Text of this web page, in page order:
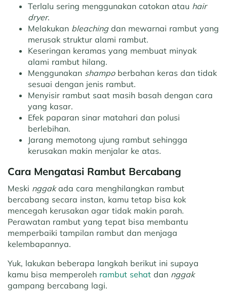
Terlalu sering menggunakan catokan atau hair
dryer.
Melakukan bleaching dan mewarnai rambut yang
merusak struktur alami rambut.
Keseringan keramas yang membuat minyak
alami rambut hilang.
Menggunakan shampo berbahan keras dan tidak
sesuai dengan jenis rambut.
Menyisir rambut saat masih basah dengan cara
yang kasar.
Efek paparan sinar matahari dan polusi
berlebihan.
Jarang memotong ujung rambut sehingga
kerusakan makin menjalar ke atas.
Cara Mengatasi Rambut Bercabang
Meski nggakada cara menghilangkan rambut
bercabang secara instan, kamu tetap bisa kok
mencegah kerusakan agar tidak makin parah.
Perawatan rambut yang tepat bisa membantu
memperbaiki tampilan rambut dan menjaga
kelembapannya.
Yuk, lakukan beberapa langkah berikut ini supaya
kamu bisa memperoleh rambut sehat dan nggak
gampang bercabang lagi.